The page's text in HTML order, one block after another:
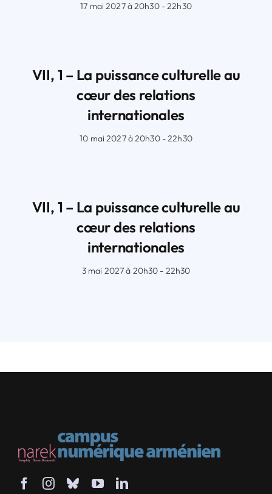
17 mai 2027 à 20h30 - 22h30
VII, 1 – La puissance culturelle au
cœur des relations
internationales
10 mai 2027 à 20h30 - 22h30
VII, 1 – La puissance culturelle au
cœur des relations
internationales
3 mai 2027 à 20h30 - 22h30